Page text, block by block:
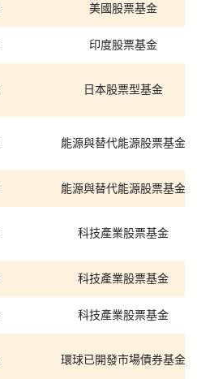
美國股票基金
印度股票基金
日本股票型基金
能源與替代能源股票基金
能源與替代能源股票基金
科技產業股票基金
科技產業股票基金
科技產業股票基金
環球已開發市場債券基金